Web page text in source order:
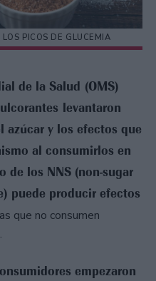
PICOS DE GLUCEMIA
de la Salud (OMS)
levantaron
azúcar y los efectos que
al consumirlos en
de los NNS (non-sugar
puede producir efectos
que no consumen
empezaron